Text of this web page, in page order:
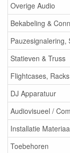
Overige Audio
Bekabeling &
Pauzesignalering,
Statieven & Truss
Flightcases,
DJ Apparatuur
Audiovisueel /
Installatie
Toebehoren